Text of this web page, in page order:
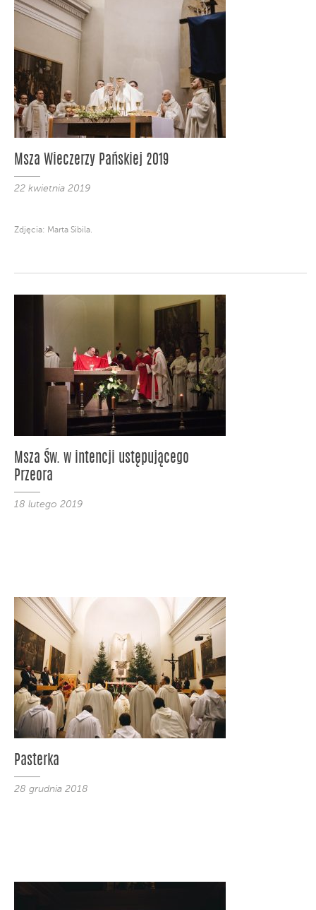
Msza Wieczerzy Pańskiej 2019
22 kwietnia 2019
Zdjęcia: Marta Sibila.
Msza Św. w intencji ustępującego
Przeora
18 lutego 2019
Pasterka
28 grudnia 2018